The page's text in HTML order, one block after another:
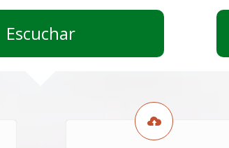
Escuchar